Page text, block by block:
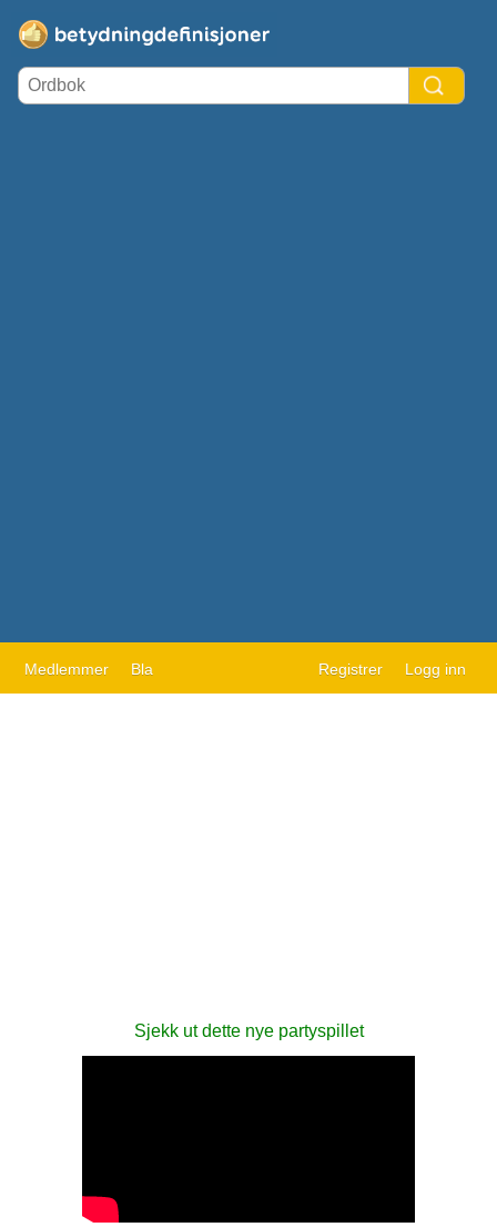
Medlemmer Bla Registrer Logg inn
Sjekk ut dette nye partyspillet